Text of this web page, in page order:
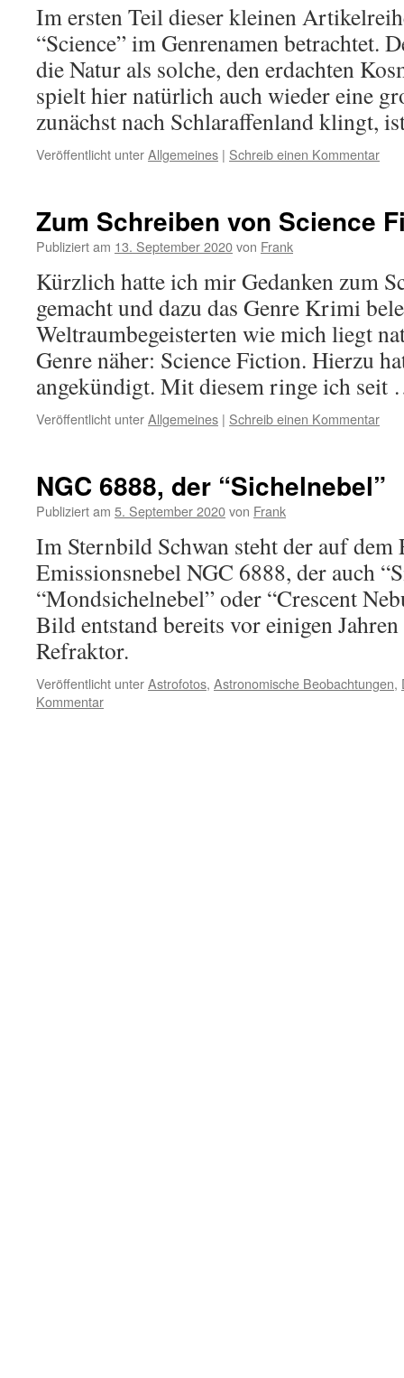
Im ersten Teil dieser kleinen
“Science” im Genrenamen betrachtet.
die Natur als solche, den erdachten
spielt hier natürlich auch wieder eine
zunächst nach Schlaraffenland klingt,
Veröffentlicht unterAllgemeines | Schreib einen Kommentar
Zum Schreiben von Science
Publiziert am 13. September 2020von Frank
Kürzlich hatte ich mir Gedanken zum
gemacht und dazu das Genre Krimi
Weltraumbegeisterten wie mich liegt
Genre näher: Science Fiction. Hierzu
angekündigt. Mit diesem ringe ich
Veröffentlicht unterAllgemeines | Schreib einen Kommentar
NGC 6888, der “Sichelnebel”
Publiziert am 5. September 2020von Frank
Im Sternbild Schwan steht der auf dem
Emissionsnebel NGC 6888, der auch
“Mondsichelnebel” oder “Crescent
Bild entstand bereits vor einigen
Refraktor.
Veröffentlicht unterAstrofotos, Astronomische Beobachtungen,
Kommentar